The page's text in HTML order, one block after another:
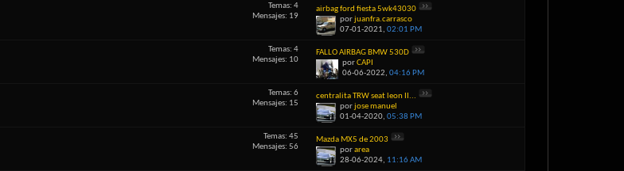
Temas: 4
Mensajes: 19
airbag ford fiesta 5wk43030
porjuanfra.carrasco
07-01-2021, 02:01 PM
Temas: 4
Mensajes: 10
FALLO AIRBAG BMW 530D
porCAPI
06-06-2022,04:16 PM
Temas: 6
Mensajes: 15
centralita TRW seat leon II...
porjose manuel
01-04-2020, 05:38 PM
Temas: 45
Mensajes: 56
Mazda MX5 de 2003
porarea
28-06-2024, 11:16 AM